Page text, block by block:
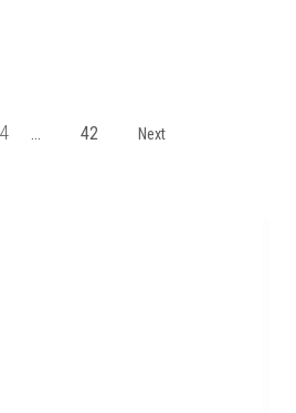
4 … 42 Next